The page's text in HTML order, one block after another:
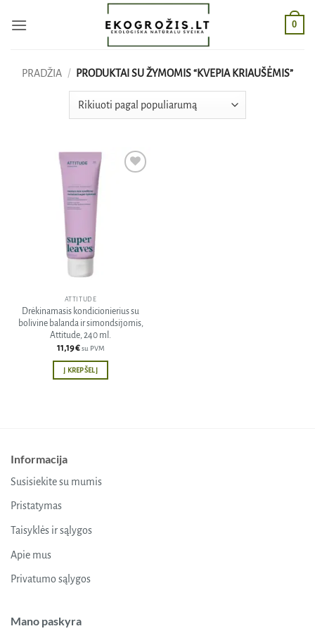
0
PRADŽIA / PRODUKTAI SU ŽYMOMIS “KVEPIA KRIAUŠĖMIS”
ATTITUDE
Drėkinamasis kondicionierius su
bolivine balanda ir simondsijomis,
Attitude, 240 ml.
11,19€ su PVM
Į KREPŠELĮ
Informacija
Susisiekite su mumis
Pristatymas
Taisyklės ir sąlygos
Apie mus
Privatumo sąlygos
Mano paskyra